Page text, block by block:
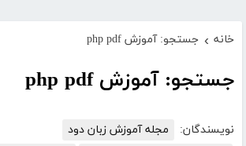
خانه › جستجو: آموزش php pdf
جستجو: آموزش php pdf
نویسندگان:
مجله آموزش زبان دود